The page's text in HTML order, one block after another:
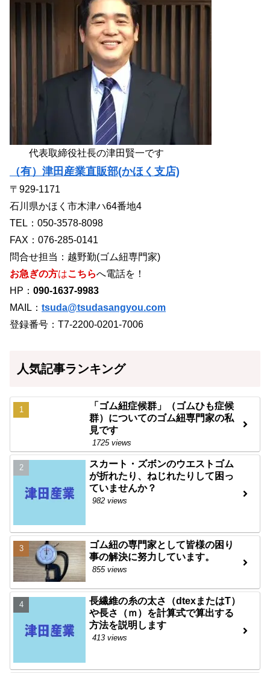
代表取締役社長の津田賢一です
（有）津田産業直販部(かほく支店)
〒929-1171
石川県かほく市木津ハ64番地4
TEL：050-3578-8098
FAX：076-285-0141
問合せ担当：越野勤(ゴム紐専門家)
お急ぎの方はこちらへ電話を！
HP： 090-1637-9983
MAIL： tsuda@tsudasangyou.com
登録番号：T7-2200-0201-7006
人気記事ランキング
「ゴム紐症候群」（ゴムひも症候
群）についてのゴム紐専門家の私
見です
1725 views
スカート・ズボンのウエストゴム
が折れたり、ねじれたりして困っ
ていませんか？
982 views
ゴム紐の専門家として皆様の困り
事の解決に努力しています。
855 views
長繊維の糸の太さ（dtexまたはT）
や長さ（ｍ）を計算式で算出する
方法を説明します
413 views